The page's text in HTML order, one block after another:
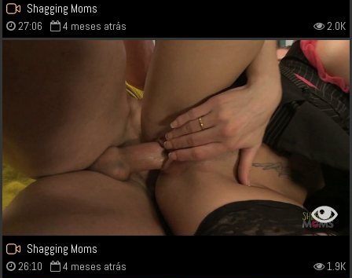
Shagging Moms
27:06 4 meses atrás 2.0K
Shagging Moms
26:10 4 meses atrás 1.9K